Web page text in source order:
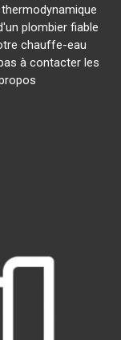
plombier fiable
chauffe-eau
à contacter les